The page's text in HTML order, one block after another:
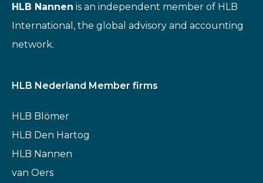
HLB Nannen is an independent member of HLB
International, the global advisory and accounting
network.
HLB Nederland Member firms
HLB Blömer
HLB Den Hartog
HLB Nannen
van Oers